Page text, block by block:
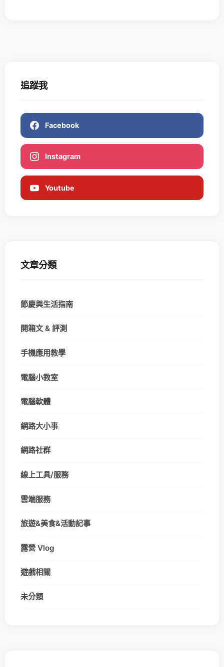
追蹤我
Facebook
Instagram
Youtube
文章分類
節慶與生活指南
開箱文 & 評測
手機應用教學
電腦小教室
電腦軟體
網路大小事
網路社群
線上工具/服務
雲端服務
旅遊&美食&活動記事
露營 Vlog
遊戲相關
未分類